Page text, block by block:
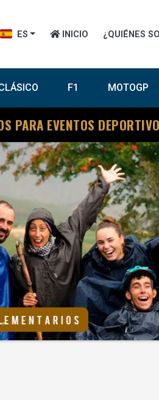
ES INICIO ¿QUIÉNES
F1 MOTOGP
PARA EVENTOS